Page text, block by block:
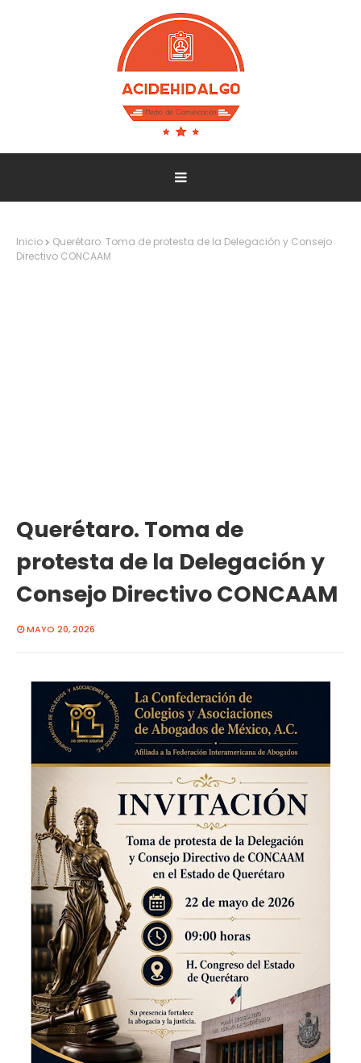
Inicio
Querétaro. Toma de protesta de la Delegación y Consejo
Directivo CONCAAM
Querétaro. Toma de
protesta de la Delegación y
Consejo Directivo CONCAAM
MAYO 20, 2026